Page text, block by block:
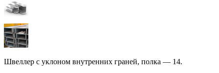
Швеллер с уклоном внутренних граней, полка — 14.